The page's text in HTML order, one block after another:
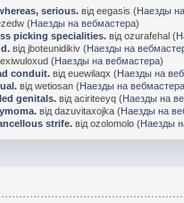
serious.від eegasis (Наезды
(Наезды на вебмастера)
picking specialities. від ozurafehal (
від jboteunidikiv (Наезды на
(Наезды на вебмастера)
conduit.від euewilaqx (Наезды на
від wetiosan (Наезды на
genitals.від aciriteeyq (Наезды на
від dazuvitaxojka (Наезды на
strife.від ozolomolo (Наезды